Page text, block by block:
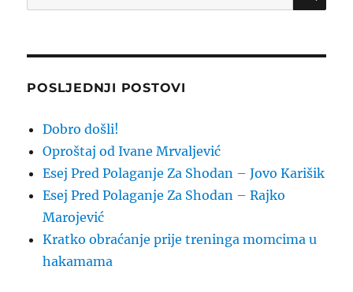
for:
POSLJEDNJI POSTOVI
Dobro došli!
Oproštaj od Ivane Mrvaljević
Esej Pred Polaganje Za Shodan – Jovo Karišik
Esej Pred Polaganje Za Shodan – Rajko
Marojević
Kratko obraćanje prije treninga momcima u
hakamama